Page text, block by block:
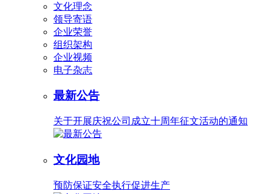
文化理念
领导寄语
企业荣誉
组织架构
企业视频
电子杂志
最新公告
关于开展庆祝公司成立十周年征文活动的通知
文化园地
预防保证安全执行促进生产